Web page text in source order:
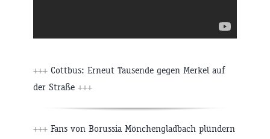
+++ Cottbus: Erneut Tausende gegen Merkel auf
der Straße +++
+++ Fans von Borussia Mönchengladbach plündern